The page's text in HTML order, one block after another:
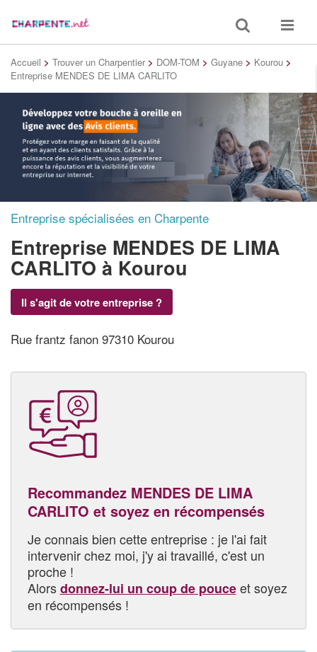
Toggle
search
Toggle
Accueil > Trouver un Charpentier > DOM-TOM > Guyane > Kourou >
Entreprise MENDES DE LIMA CARLITO
Entreprise spécialisées en Charpente
Entreprise MENDES DE LIMA
CARLITO à Kourou
Il s'agit de votre entreprise ?
Rue frantz fanon 97310 Kourou
Recommandez MENDES DE LIMA
CARLITO et soyez en récompensés
Je connais bien cette entreprise : je l'ai fait
intervenir chez moi, j'y ai travaillé, c'est un
proche !
Alorsdonnez-lui un coup de pouceet soyez
en récompensés !